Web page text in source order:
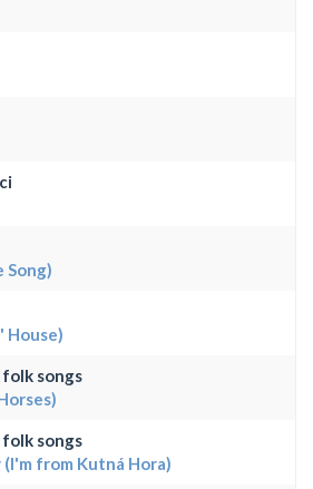
Song)
House)
songs
songs
(I'm from Kutná Hora)